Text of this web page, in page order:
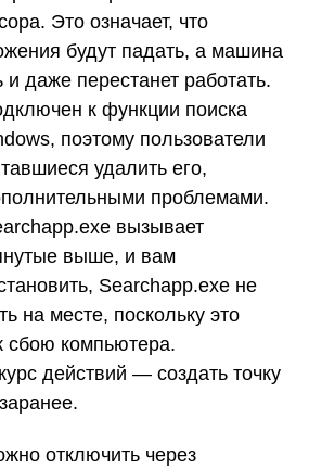
Это означает, что
будут падать, а машина
и даже перестанет работать.
к функции поиска
поэтому пользователи
удалить его,
проблемами.
вызывает
выше, и вам
Searchapp.exe не
на месте, поскольку это
сбою компьютера.
действий — создать точку
отключить через